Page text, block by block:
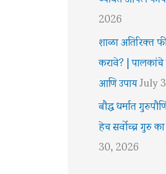
2026
शाळा अतिरिक्त
करावे? |
आणि उपायJuly
बौद्ध धर्मात
हेच सर्वोच्च गुरु
30, 2026